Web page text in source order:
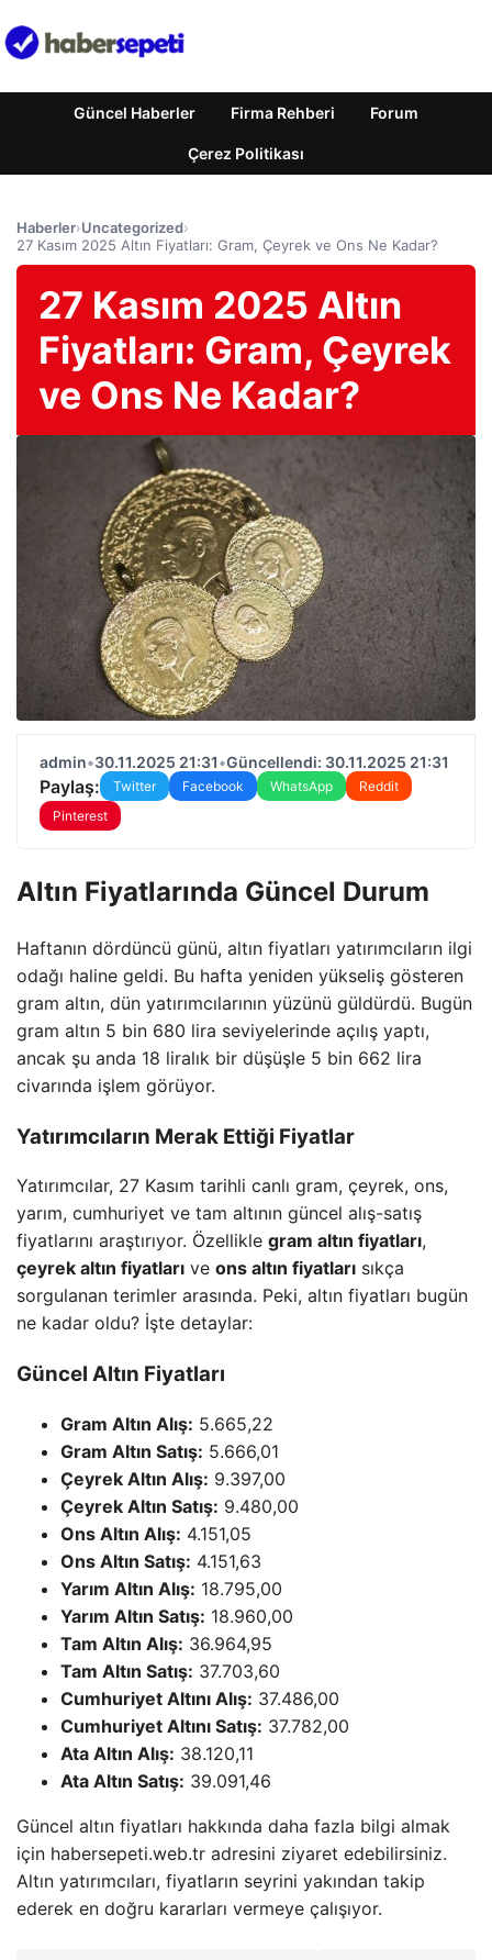
Güncel Haberler Firma Rehberi Forum
Çerez Politikası
Haberler›Uncategorized›
27 Kasım 2025 Altın Fiyatları: Gram, Çeyrek ve Ons Ne Kadar?
27 Kasım 2025 Altın
Fiyatları: Gram, Çeyrek
ve Ons Ne Kadar?
admin•30.11.2025 21:31•Güncellendi: 30.11.2025 21:31
Paylaş: Twitter Facebook WhatsApp
Reddit
Pinterest
Altın Fiyatlarında Güncel Durum
Haftanın dördüncü günü, altın fiyatları yatırımcıların ilgi
odağı haline geldi. Bu hafta yeniden yükseliş gösteren
gram altın, dün yatırımcılarının yüzünü güldürdü. Bugün
gram altın 5 bin 680 lira seviyelerinde açılış yaptı,
ancak şu anda 18 liralık bir düşüşle 5 bin 662 lira
civarında işlem görüyor.
Yatırımcıların Merak Ettiği Fiyatlar
Yatırımcılar, 27 Kasım tarihli canlı gram, çeyrek, ons,
yarım, cumhuriyet ve tam altının güncel alış-satış
fiyatlarını araştırıyor. Özellikle gram altın fiyatları,
çeyrek altın fiyatları ve ons altın fiyatları sıkça
sorgulanan terimler arasında. Peki, altın fiyatları bugün
ne kadar oldu? İşte detaylar:
Güncel Altın Fiyatları
Gram Altın Alış: 5.665,22
Gram Altın Satış: 5.666,01
Çeyrek Altın Alış: 9.397,00
Çeyrek Altın Satış: 9.480,00
Ons Altın Alış: 4.151,05
Ons Altın Satış: 4.151,63
Yarım Altın Alış: 18.795,00
Yarım Altın Satış: 18.960,00
Tam Altın Alış: 36.964,95
Tam Altın Satış: 37.703,60
Cumhuriyet Altını Alış: 37.486,00
Cumhuriyet Altını Satış: 37.782,00
Ata Altın Alış: 38.120,11
Ata Altın Satış: 39.091,46
Güncel altın fiyatları hakkında daha fazla bilgi almak
için habersepeti.web.tr adresini ziyaret edebilirsiniz.
Altın yatırımcıları, fiyatların seyrini yakından takip
ederek en doğru kararları vermeye çalışıyor.